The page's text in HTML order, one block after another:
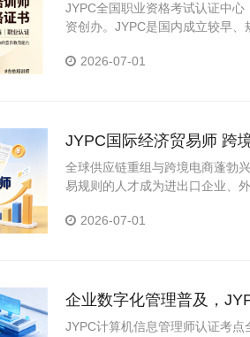
JYPC全国职业资格考试认证中
资创办。JYPC是国内成立较早
2026-07-01
JYPC国际经济贸易师 跨
全球供应链重组与跨境电商蓬勃
易规则的人才成为进出口企业、
2026-07-01
企业数字化管理普及，
双向升级
JYPC计算机信息管理师认证考点